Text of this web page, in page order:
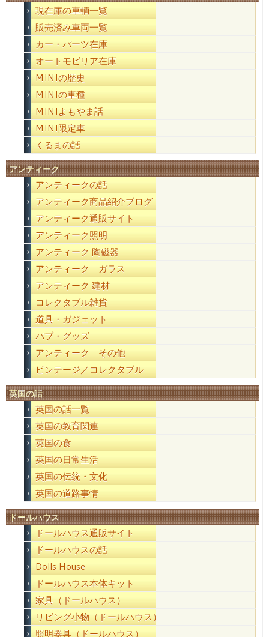
現在庫の車輌一覧
販売済み車両一覧
カー・パーツ在庫
オートモビリア在庫
MINIの歴史
MINIの車種
MINIよもやま話
MINI限定車
くるまの話
アンティーク
アンティークの話
アンティーク商品紹介ブログ
アンティーク通販サイト
アンティーク照明
アンティーク 陶磁器
アンティーク ガラス
アンティーク 建材
コレクタブル雑貨
道具・ガジェット
パブ・グッズ
アンティーク その他
ビンテージ／コレクタブル
英国の話
英国の話一覧
英国の教育関連
英国の食
英国の日常生活
英国の伝統・文化
英国の道路事情
ドールハウス
ドールハウス通販サイト
ドールハウスの話
Dolls House
ドールハウス本体キット
家具（ドールハウス）
リビング小物（ドールハウス）
照明器具（ドールハウス）